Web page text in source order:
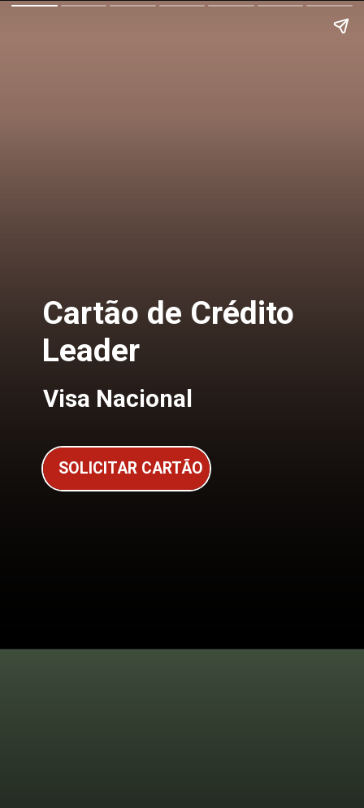
Cartão de Crédito
Leader
Visa Nacional
SOLICITAR CARTÃO